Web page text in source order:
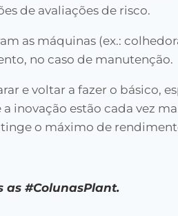
de avaliações de risco.
as máquinas (ex.:
no caso de manutenção.
e voltar a fazer o básico,
inovação estão cada vez
o máximo de
as #ColunasPlant.